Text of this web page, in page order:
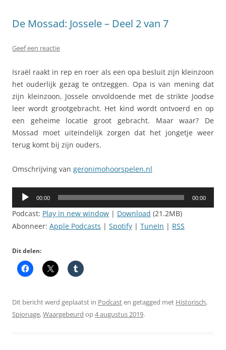
De Mossad: Jossele – Deel 2 van 7
Geef een reactie
Israël raakt in rep en roer als een opa besluit zijn kleinzoon
het ouderlijk gezag te ontzeggen. Opa is van mening dat
zijn kleinzoon, Jossele onvoldoende met de strikte Joodse
leer wordt grootgebracht. Het kind wordt ontvoerd en op
een geheime locatie groot gebracht. Maar waar? De
Mossad moet uiteindelijk zorgen dat het jongetje weer
terug komt bij zijn ouders.
Omschrijving van geronimohoorspelen.nl
Audiospeler
00:00 00:00
Podcast: Play in new window | Download (21.2MB)
Abonneer: Apple Podcasts | Spotify | TuneIn | RSS
Dit delen:
Dit bericht werd geplaatst in Podcasten getagged met Historisch,
Spionage,Waargebeurd op4 augustus 2019.